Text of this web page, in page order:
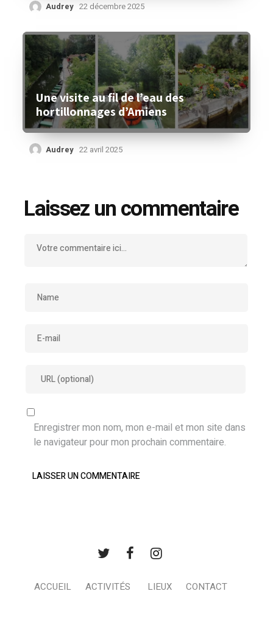
Audrey 22 décembre 2025
Une visite au fil de l’eau des
hortillonnages d’Amiens
Audrey 22 avril 2025
Laissez un commentaire
Enregistrer mon nom, mon e-mail et mon site dans
le navigateur pour mon prochain commentaire.
ACCUEIL ACTIVITÉS LIEUX CONTACT